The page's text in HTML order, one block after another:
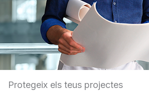
Protegeix els teus projectes